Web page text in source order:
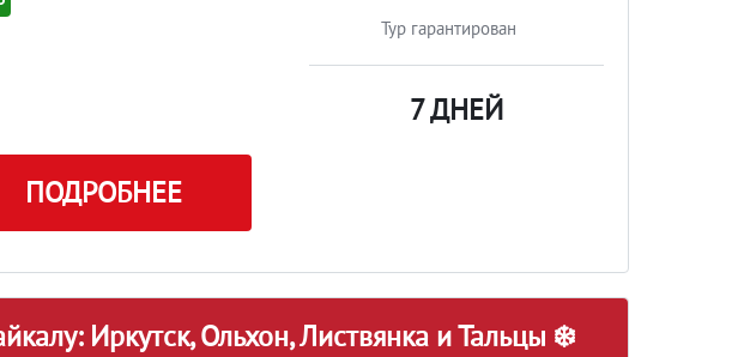
Тур гарантирован
7 ДНЕЙ
ПОДРОБНЕЕ
Иркутск, Ольхон, Листвянка и Тальцы ❄️